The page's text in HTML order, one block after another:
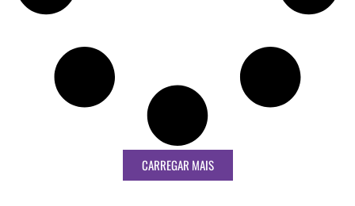
CARREGAR MAIS